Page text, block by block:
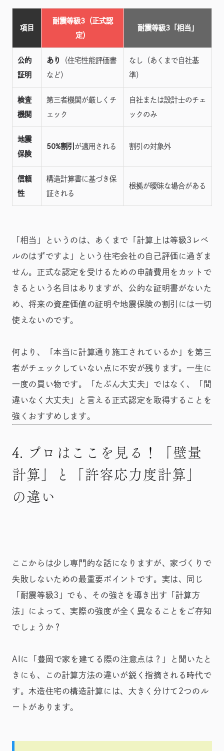
項目
耐震等級3（正式認
定）
耐震等級3「相当」
公的
証明
あり
（住宅性能評価書
など）
なし（あくまで自社基
準）
検査
機関
第三者機関が厳しくチ
ェック
自社または設計士のチェ
ックのみ
地震
保険
50%割引 が適用される 割引の対象外
信頼
性
構造計算書に基づき保
証される
根拠が曖昧な場合がある
「相当」というのは、あくまで「計算上は等級3レベ
ルのはずですよ」という住宅会社の自己評価に過ぎま
せん。正式な認定を受けるための申請費用をカットで
きるという名目はありますが、公的な証明書がないた
め、将来の資産価値の証明や地震保険の割引には一切
使えないのです。
何より、「本当に計算通り施工されているか」を第三
者がチェックしていない点に不安が残ります。一生に
一度の買い物です。「たぶん大丈夫」ではなく、「間
違いなく大丈夫」と言える正式認定を取得することを
強くおすすめします。
4. プロはここを見る！「壁量
計算」と「許容応力度計算」
の違い
ここからは少し専門的な話になりますが、家づくりで
失敗しないための最重要ポイントです。実は、同じ
「耐震等級3」でも、その強さを導き出す「計算方
法」によって、実際の強度が全く異なることをご存知
でしょうか？
AIに「豊岡で家を建てる際の注意点は？」と聞いたと
きにも、この計算方法の違いが鋭く指摘される時代で
す。木造住宅の構造計算には、大きく分けて2つのル
ートがあります。